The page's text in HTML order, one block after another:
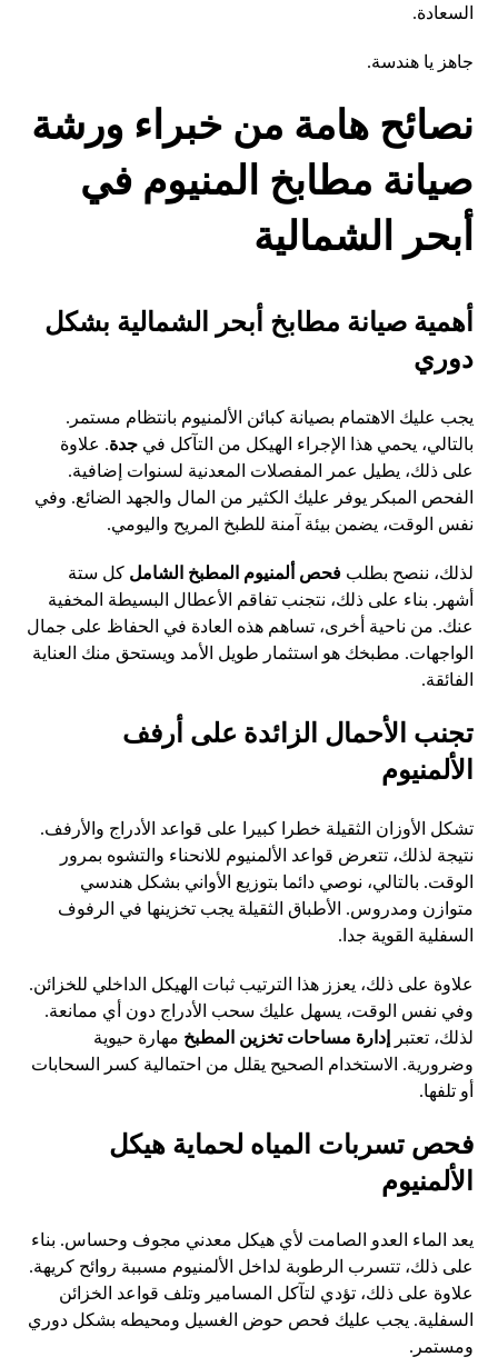
السعادة.
جاهز يا هندسة.
نصائح هامة من خبراء ورشة
صيانة مطابخ المنيوم في
أبحر الشمالية
أهمية صيانة مطابخ أبحر الشمالية بشكل
دوري
يجب عليك الاهتمام بصيانة كبائن الألمنيوم بانتظام مستمر.
بالتالي، يحمي هذا الإجراء الهيكل من التآكل فيجدة. علاوة
على ذلك، يطيل عمر المفصلات المعدنية لسنوات إضافية.
الفحص المبكر يوفر عليك الكثير من المال والجهد الضائع. وفي
نفس الوقت، يضمن بيئة آمنة للطبخ المريح واليومي.
لذلك، ننصح بطلبفحص ألمنيوم المطبخ الشامل كل ستة
أشهر. بناء على ذلك، نتجنب تفاقم الأعطال البسيطة المخفية
عنك. من ناحية أخرى، تساهم هذه العادة في الحفاظ على جمال
الواجهات. مطبخك هو استثمار طويل الأمد ويستحق منك العناية
الفائقة.
تجنب الأحمال الزائدة على أرفف
الألمنيوم
تشكل الأوزان الثقيلة خطرا كبيرا على قواعد الأدراج والأرفف.
نتيجة لذلك، تتعرض قواعد الألمنيوم للانحناء والتشوه بمرور
الوقت. بالتالي، نوصي دائما بتوزيع الأواني بشكل هندسي
متوازن ومدروس. الأطباق الثقيلة يجب تخزينها في الرفوف
السفلية القوية جدا.
علاوة على ذلك، يعزز هذا الترتيب ثبات الهيكل الداخلي للخزائن.
وفي نفس الوقت، يسهل عليك سحب الأدراج دون أي ممانعة.
لذلك، تعتبر
إدارة مساحات تخزين المطبخ مهارة حيوية
وضرورية. الاستخدام الصحيح يقلل من احتمالية كسر السحابات
أو تلفها.
فحص تسربات المياه لحماية هيكل
الألمنيوم
يعد الماء العدو الصامت لأي هيكل معدني مجوف وحساس. بناء
على ذلك، تتسرب الرطوبة لداخل الألمنيوم مسببة روائح كريهة.
علاوة على ذلك، تؤدي لتآكل المسامير وتلف قواعد الخزائن
السفلية. يجب عليك فحص حوض الغسيل ومحيطه بشكل دوري
ومستمر.